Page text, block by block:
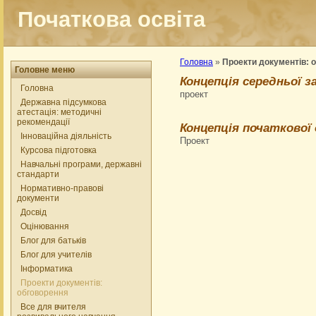
Початкова освіта
Головне меню
Головна
Державна підсумкова
атестація: методичні
рекомендації
Інноваційна діяльність
Курсова підготовка
Навчальні програми, державні
стандарти
Нормативно-правові
документи
Досвід
Оцінювання
Блог для батьків
Блог для учителів
Інформатика
Проекти документів:
обговорення
Все для вчителя
Головна » Проекти документів:
Концепція середньої
проект
Концепція початкової
Проект